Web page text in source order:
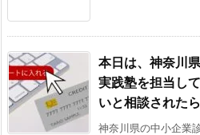
本日は、神奈川
実践塾を担当し
いと相談されたら
神奈川県の中小企業